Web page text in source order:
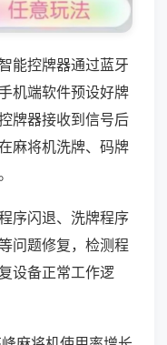
能控牌器通过蓝牙
机端软件预设好牌
牌器接收到信号后
麻将机洗牌、码牌
序闪退、洗牌程序
问题修复，检测程
设备正常工作逻